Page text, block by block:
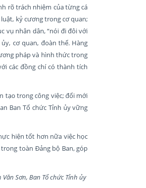
rõ trách nhiệm của từng cá
kỷ cương trong cơ quan;
vụ nhân dân, “nói đi đôi với
cơ quan, đoàn thể. Hàng
pháp và hình thức trong
các đồng chí có thành tích
tạo trong công việc; đổi mới
Ban Tổ chức Tỉnh ủy vững
hiện tốt hơn nữa việc học
toàn Đảng bộ Ban, góp
Văn Sơn, Ban Tổ chức Tỉnh ủy